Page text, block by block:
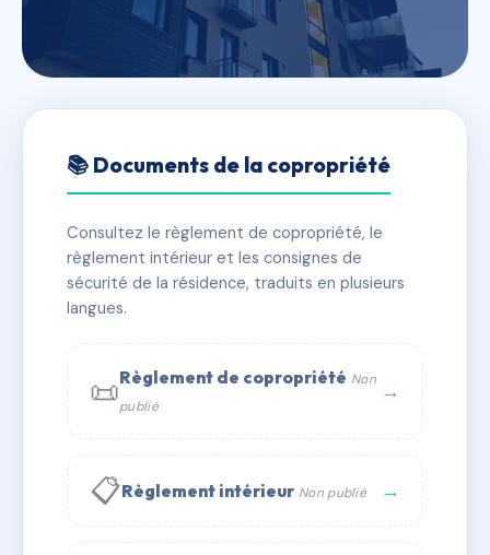
LES FRANCISCAINS
✓ Immatriculée 🏠 81 lots 🏗 1 bâtiment(s)
📞 Contacter Syndic Digital
📚 Documents de la copropriété
Consultez le règlement de copropriété, le
règlement intérieur et les consignes de
sécurité de la résidence, traduits en plusieurs
langues.
📜Règlement de copropriété Non
publié
→
📋Règlement intérieur Non publié →